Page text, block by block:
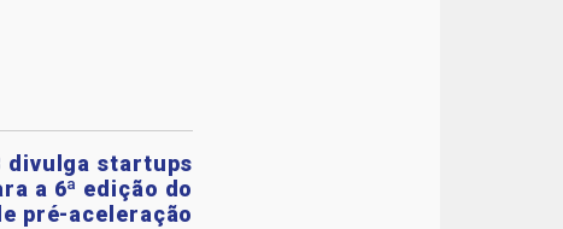
divulga startups
a 6ª edição do
pré-aceleração